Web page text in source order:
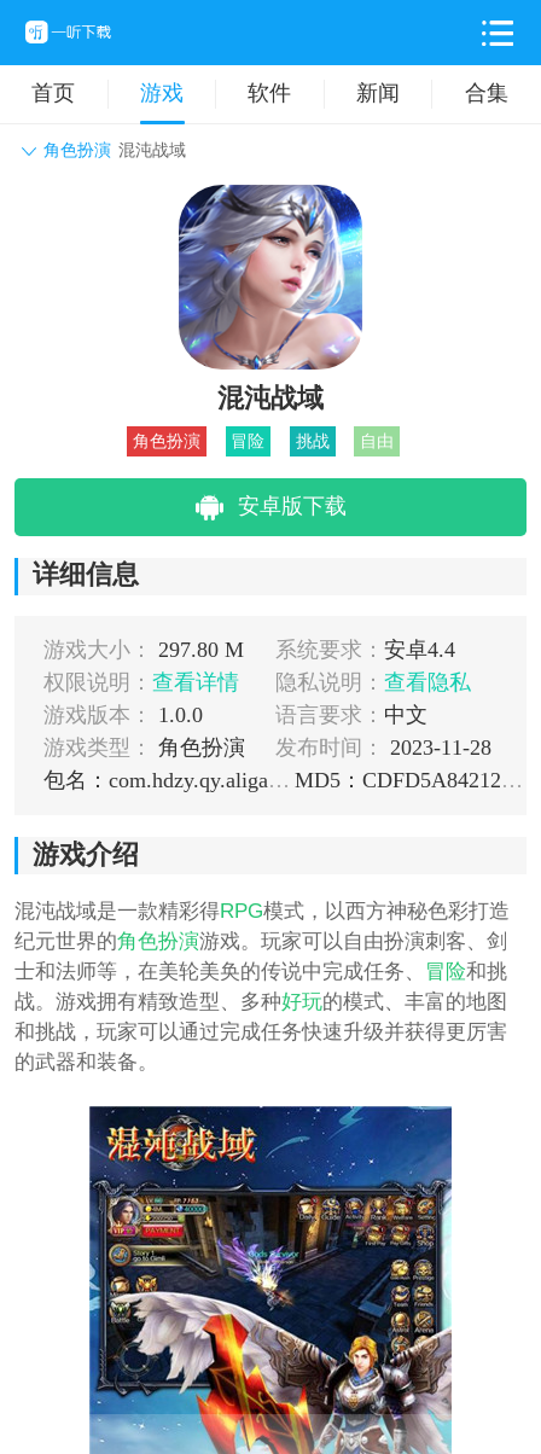
首页 游戏 软件 新闻 合集
角色扮演 混沌战域
动作格斗 休闲益智
卡牌对战 音乐舞蹈
挂机养成
混沌战域
角色扮演 冒险 挑战 自由
安卓版下载
详细信息
游戏大小： 297.80 M 系统要求： 安卓4.4
权限说明： 查看详情 隐私说明： 查看隐私
游戏版本：
1.0.0 语言要求： 中文
游戏类型：
角色扮演 发布时间：
2023-11-28
包名：com.hdzy.qy.aligames
MD5：CDFD5A842127323F22F1929455ABA3CC
游戏介绍
混沌战域是一款精彩得RPG模式，以西方神秘色彩打造
纪元世界的角色扮演游戏。玩家可以自由扮演刺客、剑
士和法师等，在美轮美奂的传说中完成任务、
冒险和挑
战。游戏拥有精致造型、多种好玩的模式、丰富的地图
和挑战，玩家可以通过完成任务快速升级并获得更厉害
的武器和装备。